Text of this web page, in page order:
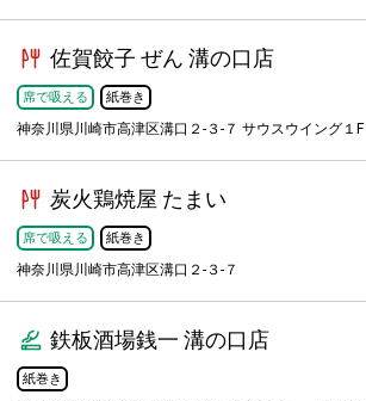
佐賀餃子 ぜん 溝の口店
席で吸える 紙巻き
神奈川県川崎市高津区溝口２-３-７ サウスウイング１F
炭火鶏焼屋 たまい
席で吸える 紙巻き
神奈川県川崎市高津区溝口２-３-７
鉄板酒場銭一 溝の口店
紙巻き